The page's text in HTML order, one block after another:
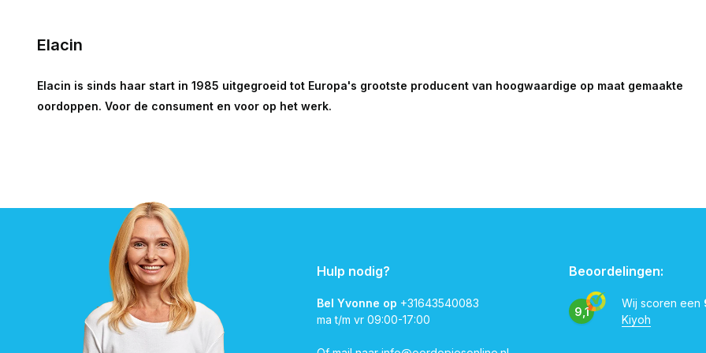
Elacin
Elacin is sinds haar start in 1985 uitgegroeid tot Europa's grootste producent van hoogwaardige op maat gemaakte
oordoppen. Voor de consument en voor op het werk.
Hulp nodig?
Bel Yvonne op +31643540083
ma t/m vr 09:00-17:00
Beoordelingen:
9,1
Wij scoren een
Kiyoh